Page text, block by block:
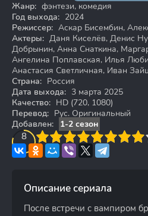
Жанр: фэнтези, комедия
Год выхода: 2024
Режиссер: Аскар Бисембин,
Актеры: Даня Киселёв, Денис
Добрынин, Анна Снаткина,
Ангелина Поплавская, Илья
Анастасия Светличная, Иван
Страна: Россия
Дата выхода: 3 марта 2025
Качество: HD (720, 1080)
Перевод: Рус. Оригинальный
Добавлен:
1-2 сезон
8
4 5 6 7 8 9 10
Описание сериала
После встречи с вампиром